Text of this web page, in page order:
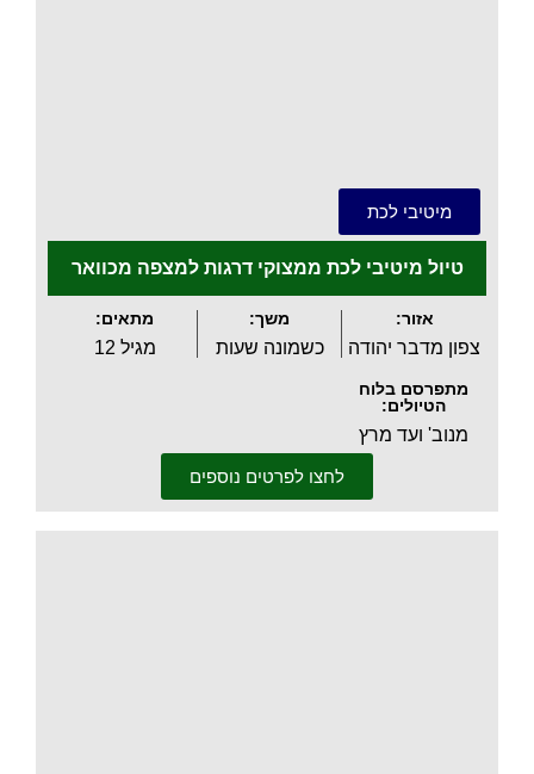
מיטיבי לכת
טיול מיטיבי לכת ממצוקי דרגות למצפה מכוואר
אזור:
צפון מדבר יהודה
משך:
כשמונה שעות
מתאים:
מגיל 12
מתפרסם בלוח
הטיולים:
מנוב' ועד מרץ
לחצו לפרטים נוספים